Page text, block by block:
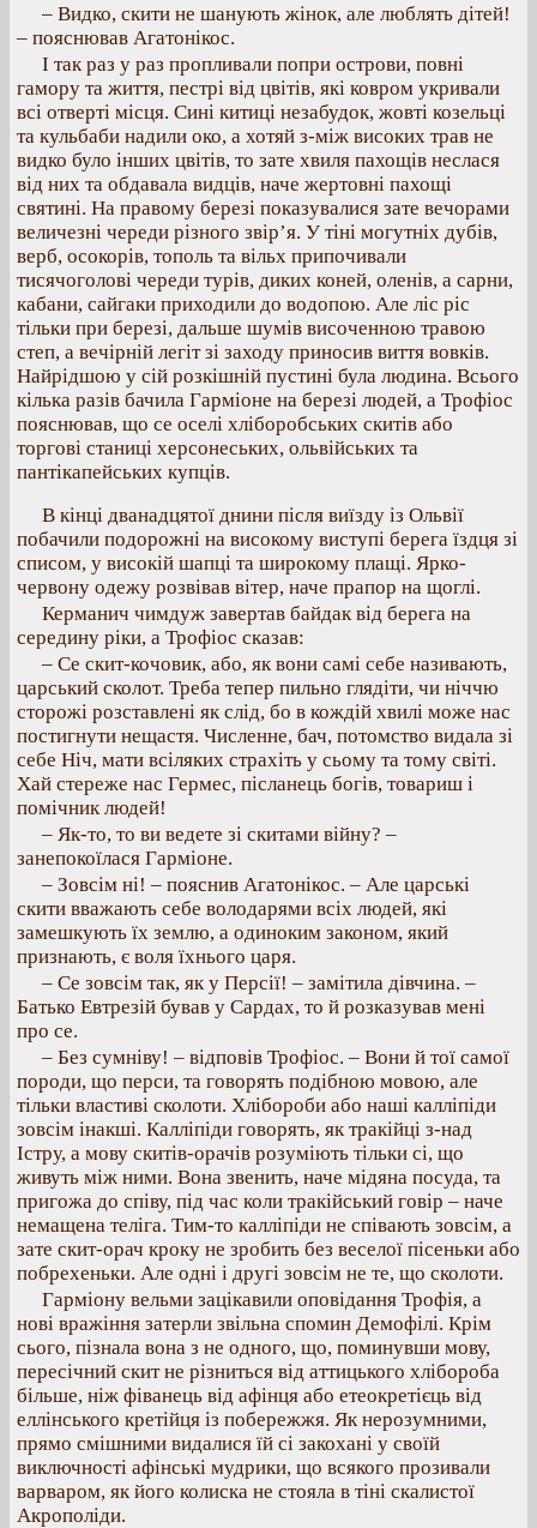
– Видко, скити не шанують жінок, але люблять дітей!
– пояснював Агатонікос.
І так раз у раз пропливали попри острови, повні
гамору та життя, пестрі від цвітів, які ковром укривали
всі отверті місця. Сині китиці незабудок, жовті козельці
та кульбаби надили око, а хотяй з-між високих трав не
видко було інших цвітів, то зате хвиля пахощів неслася
від них та обдавала видців, наче жертовні пахощі
святині. На правому березі показувалися зате вечорами
величезні череди різного звір’я. У тіні могутніх дубів,
верб, осокорів, тополь та вільх припочивали
тисячоголові череди турів, диких коней, оленів, а сарни,
кабани, сайгаки приходили до водопою. Але ліс ріс
тільки при березі, дальше шумів височенною травою
степ, а вечірній легіт зі заходу приносив виття вовків.
Найрідшою у сій розкішній пустині була людина. Всього
кілька разів бачила Гарміоне на березі людей, а Трофіос
пояснював, що се оселі хліборобських скитів або
торгові станиці херсонеських, ольвійських та
пантікапейських купців.
В кінці дванадцятої днини після виїзду із Ольвії
побачили подорожні на високому виступі берега їздця зі
списом, у високій шапці та широкому плащі. Ярко-
червону одежу розвівав вітер, наче прапор на щоглі.
Керманич чимдуж завертав байдак від берега на
середину ріки, а Трофіос сказав:
– Се скит-кочовик, або, як вони самі себе називають,
царський сколот. Треба тепер пильно глядіти, чи ніччю
сторожі розставлені як слід, бо в кождій хвилі може нас
постигнути нещастя. Численне, бач, потомство видала зі
себе Ніч, мати всіляких страхіть у сьому та тому світі.
Хай стереже нас Гермес, післанець богів, товариш і
помічник людей!
– Як-то, то ви ведете зі скитами війну? –
занепокоїлася Гарміоне.
– Зовсім ні! – пояснив Агатонікос. – Але царські
скити вважають себе володарями всіх людей, які
замешкують їх землю, а одиноким законом, який
признають, є воля їхнього царя.
– Се зовсім так, як у Персії! – замітила дівчина. –
Батько Евтрезій бував у Сардах, то й розказував мені
про се.
– Без сумніву! – відповів Трофіос. – Вони й тої самої
породи, що перси, та говорять подібною мовою, але
тільки властиві сколоти. Хлібороби або наші калліпіди
зовсім інакші. Калліпіди говорять, як тракійці з-над
Істру, а мову скитів-орачів розуміють тільки сі, що
живуть між ними. Вона звенить, наче мідяна посуда, та
пригожа до співу, під час коли тракійський говір – наче
немащена теліга. Тим-то калліпіди не співають зовсім, а
зате скит-орач кроку не зробить без веселої пісеньки або
побрехеньки. Але одні і другі зовсім не те, що сколоти.
Гарміону вельми зацікавили оповідання Трофія, а
нові вражіння затерли звільна спомин Демофілі. Крім
сього, пізнала вона з не одного, що, поминувши мову,
пересічний скит не різниться від аттицького хлібороба
більше, ніж фіванець від афінця або етеокретієць від
еллінського кретійця із побережжя. Як нерозумними,
прямо смішними видалися їй сі закохані у своїй
виключності афінські мудрики, що всякого прозивали
варваром, як його колиска не стояла в тіні скалистої
Акрополіди.